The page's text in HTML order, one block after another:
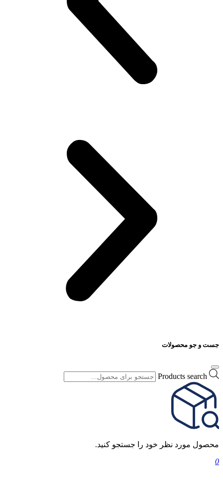
جست و جو محصولات
Products search
محصول مورد نظر خود را جستجو کنید.
0